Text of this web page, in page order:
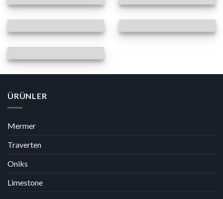
ÜRÜNLER
Mermer
Traverten
Oniks
Limestone